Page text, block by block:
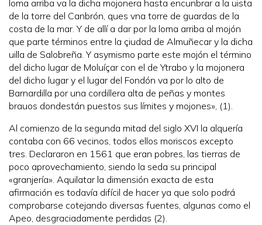
loma arriba va la dicha mojonera hasta encunbrar a la uista
de la torre del Canbrón, ques vna torre de guardas de la
costa de la mar. Y de allí a dar por la loma arriba al mojón
que parte términos entre la çiudad de Almuñecar y la dicha
uilla de Salobreña. Y asymismo parte este mojón el término
del dicho lugar de Moluíçar con el de Ytrabo y la mojonera
del dicho lugar y el lugar del Fondón va por lo alto de
Barnardilla por una cordillera alta de peñas y montes
brauos dondestán puestos sus límites y mojones», (1).
Al comienzo de la segunda mitad del siglo XVI la alquería
contaba con 66 vecinos, todos ellos moriscos excepto
tres. Declararon en 1561 que eran pobres, las tierras de
poco aprovechamiento, siendo la seda su principal
«granjería». Aquilatar la dimensión exacta de esta
afirmación es todavía difícil de hacer ya que solo podrá
comprobarse cotejando diversas fuentes, algunas como el
Apeo, desgraciadamente perdidas (2).